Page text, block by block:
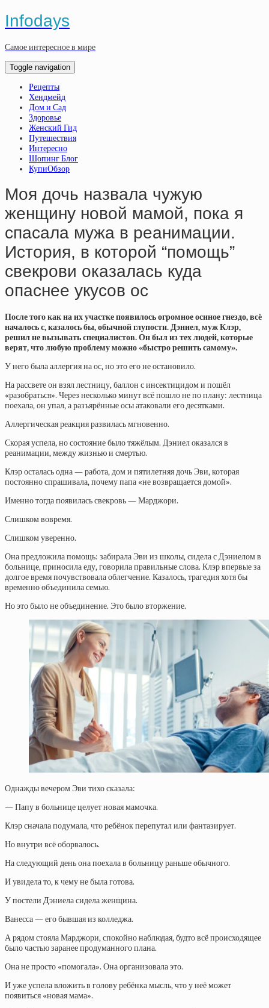
Infodays
Самое интересное в мире
Toggle navigation
Рецепты
Хендмейд
Дом и Сад
Здоровье
Женский Гид
Путешествия
Интересно
Шопинг Блог
КупиОбзор
Моя дочь назвала чужую
женщину новой мамой, пока я
спасала мужа в реанимации.
История, в которой “помощь”
свекрови оказалась куда
опаснее укусов ос
После того как на их участке появилось огромное осиное гнездо, всё
началось с, казалось бы, обычной глупости. Дэниел, муж Клэр,
решил не вызывать специалистов. Он был из тех людей, которые
верят, что любую проблему можно «быстро решить самому».
У него была аллергия на ос, но это его не остановило.
На рассвете он взял лестницу, баллон с инсектицидом и пошёл
«разобраться». Через несколько минут всё пошло не по плану: лестница
поехала, он упал, а разъярённые осы атаковали его десятками.
Аллергическая реакция развилась мгновенно.
Скорая успела, но состояние было тяжёлым. Дэниел оказался в
реанимации, между жизнью и смертью.
Клэр осталась одна — работа, дом и пятилетняя дочь Эви, которая
постоянно спрашивала, почему папа «не возвращается домой».
Именно тогда появилась свекровь — Марджори.
Слишком вовремя.
Слишком уверенно.
Она предложила помощь: забирала Эви из школы, сидела с Дэниелом в
больнице, приносила еду, говорила правильные слова. Клэр впервые за
долгое время почувствовала облегчение. Казалось, трагедия хотя бы
временно объединила семью.
Но это было не объединение. Это было вторжение.
Однажды вечером Эви тихо сказала:
— Папу в больнице целует новая мамочка.
Клэр сначала подумала, что ребёнок перепутал или фантазирует.
Но внутри всё оборвалось.
На следующий день она поехала в больницу раньше обычного.
И увидела то, к чему не была готова.
У постели Дэниела сидела женщина.
Ванесса — его бывшая из колледжа.
А рядом стояла Марджори, спокойно наблюдая, будто всё происходящее
было частью заранее продуманного плана.
Она не просто «помогала». Она организовала это.
И уже успела вложить в голову ребёнка мысль, что у неё может
появиться «новая мама».